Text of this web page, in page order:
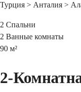
Турция > Анталия >
2 Спальни
2 Ванные комнаты
90 м²
2-